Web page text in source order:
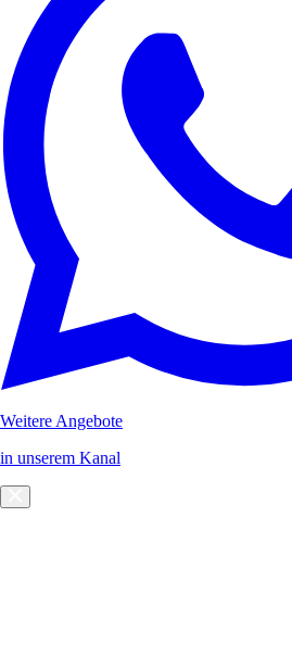
Weitere Angebote
in unserem Kanal